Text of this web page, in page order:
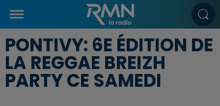
PONTIVY: 6E ÉDITION DE
LA REGGAE BREIZH
PARTY CE SAMEDI